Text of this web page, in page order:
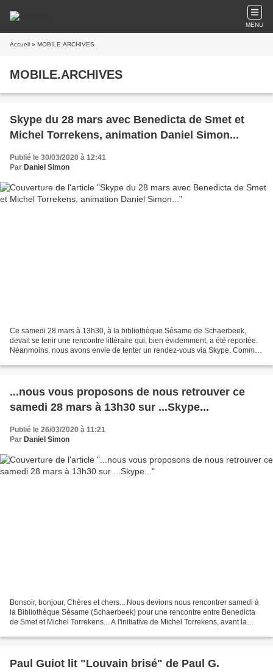
MENU
Accueil » MOBILE.ARCHIVES
MOBILE.ARCHIVES
Skype du 28 mars avec Benedicta de Smet et
Michel Torrekens, animation Daniel Simon...
Publié le 30/03/2020 à 12:41
Par Daniel Simon
Ce samedi 28 mars à 13h30, à la bibliothèque Sésame de Schaerbeek,
devait se tenir une rencontre littéraire qui, bien évidemment, a été reportée.
Néanmoins, nous avons envie de tenter un rendez-vous via Skype. Comme
...nous vous proposons de nous retrouver ce
samedi 28 mars à 13h30 sur ...Skype...
Publié le 26/03/2020 à 11:21
Par Daniel Simon
Bonsoir, bonjour, Chères et chers... Nous devions nous rencontrer samedi à
la Bibliothèque Sésame (Schaerbeek) pour une rencontre entre Benedicta
de Smet et Michel Torrekens... A l'initiative de Michel Torrekens, avant la
Paul Guiot lit "Louvain brisé" de Paul G.